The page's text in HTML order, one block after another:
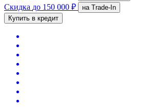
Скидка до 150 000 ₽
на Trade-In
Купить в кредит